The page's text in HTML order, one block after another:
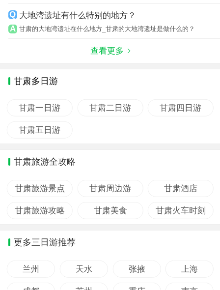
大地湾遗址有什么特别的地方？
甘肃的大地湾遗址在什么地方_甘肃的大地湾遗址是做什么的？
查看更多
甘肃多日游
甘肃一日游 甘肃二日游 甘肃四日游
甘肃五日游
甘肃旅游全攻略
甘肃旅游景点 甘肃周边游 甘肃酒店
甘肃旅游攻略 甘肃美食 甘肃火车时刻
更多三日游推荐
兰州 天水 张掖 上海